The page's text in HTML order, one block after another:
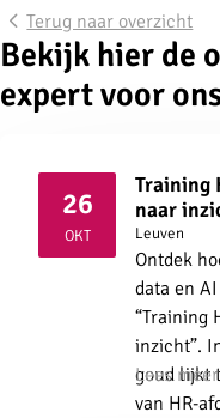
Terug naar overzicht
Bekijk hier de
expert voor
26
OKT2026
Training
naar
Leuven
Ontdek
data en
“Training
inzicht”.
goud lijkt
van HR-
Lees